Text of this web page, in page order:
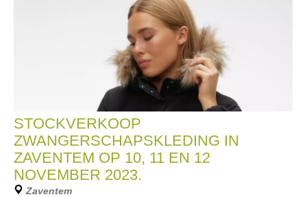
STOCKVERKOOP
ZWANGERSCHAPSKLEDING IN
ZAVENTEM OP 10, 11 EN 12
NOVEMBER 2023.
Zaventem